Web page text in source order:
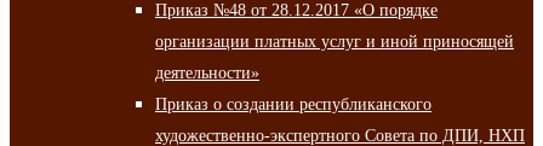
Приказ №48 от 28.12.2017 «О порядке
организации платных услуг и иной приносящей
деятельности»
Приказ о создании республиканского
художественно-экспертного Совета по ДПИ, НХП